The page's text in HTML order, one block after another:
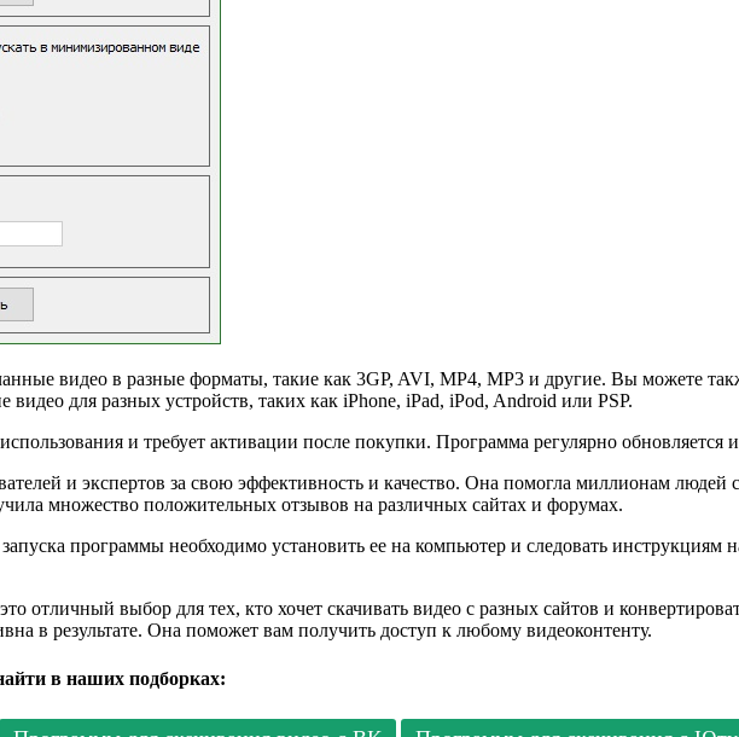
видео в разные форматы, такие как 3GP, AVI, MP4, MP3 и другие. Вы можете
для разных устройств, таких как iPhone, iPad, iPod, Android или PSP.
и требует активации после покупки. Программа регулярно
и экспертов за свою эффективность и качество. Она помогла миллионам людей
множество положительных отзывов на различных сайтах и форумах.
программы необходимо установить ее на компьютер и следовать
отличный выбор для тех, кто хочет скачивать видео с разных сайтов и
в результате. Она поможет вам получить доступ к любому видеоконтенту.
в наших подборках: